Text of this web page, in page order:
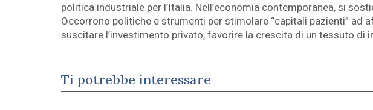
politica industriale per l’Italia. Nell’economia contemporanea, si
Occorrono politiche e strumenti per stimolare “capitali pazienti” ad
suscitare l’investimento privato, favorire la crescita di un tessuto
Ti potrebbe interessare